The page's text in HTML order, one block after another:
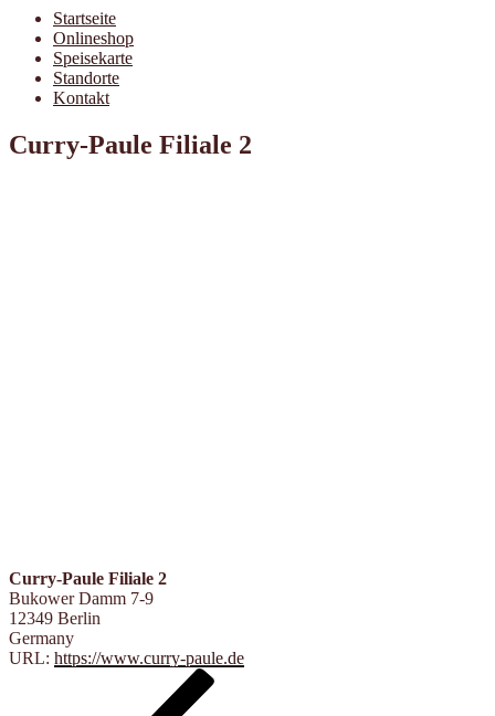
Startseite
Onlineshop
Speisekarte
Standorte
Kontakt
Curry-Paule Filiale 2
Curry-Paule Filiale 2
Bukower Damm 7-9
12349 Berlin
Germany
URL: https://www.curry-paule.de
Beitragsnavigation